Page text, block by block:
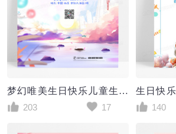
梦幻唯美生日快乐儿童生日宴邀请函海报
203
17
140